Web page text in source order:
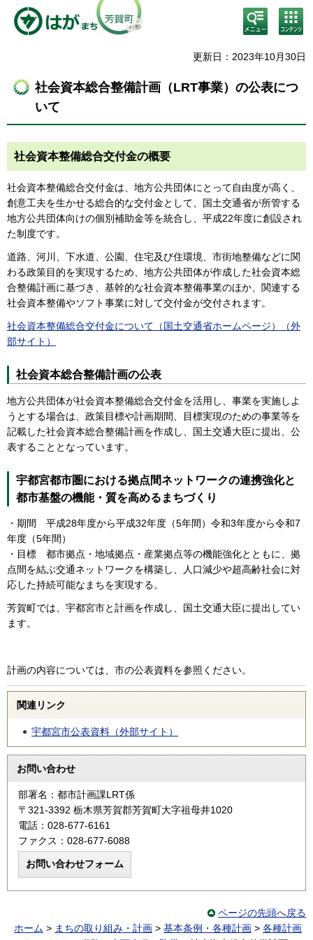
検
索・
メニ
コン
テン
ニュ
更新日：2023年10月30日
社会資本総合整備計画（LRT事業）の公表につ
いて
社会資本整備総合交付金の概要
社会資本整備総合交付金は、地方公共団体にとって自由度が高く、
創意工夫を生かせる総合的な交付金として、国土交通省が所管する
地方公共団体向けの個別補助金等を統合し、平成22年度に創設され
た制度です。
道路、河川、下水道、公園、住宅及び住環境、市街地整備などに関
わる政策目的を実現するため、地方公共団体が作成した社会資本総
合整備計画に基づき、基幹的な社会資本整備事業のほか、関連する
社会資本整備やソフト事業に対して交付金が交付されます。
社会資本整備総合交付金について（国土交通省ホームページ）（外
部サイト）
社会資本総合整備計画の公表
地方公共団体が社会資本整備総合交付金を活用し、事業を実施しよ
うとする場合は、政策目標や計画期間、目標実現のための事業等を
記載した社会資本総合整備計画を作成し、国土交通大臣に提出、公
表することとなっています。
宇都宮都市圏における拠点間ネットワークの連携強化と
都市基盤の機能・質を高めるまちづくり
・期間 平成28年度から平成32年度（5年間）令和3年度から令和7
年度（5年間）
・目標 都市拠点・地域拠点・産業拠点等の機能強化とともに、拠
点間を結ぶ交通ネットワークを構築し、人口減少や超高齢社会に対
応した持続可能なまちを実現する。
芳賀町では、宇都宮市と計画を作成し、国土交通大臣に提出してい
ます。
計画の内容については、市の公表資料を参照ください。
関連リンク
宇都宮市公表資料（外部サイト）
お問い合わせ
部署名：都市計画課LRT係
〒321-3392 栃木県芳賀郡芳賀町大字祖母井1020
電話：028-677-6161
ファクス：028-677-6088
ページの先頭へ戻る
ホーム > まちの取り組み・計画 > 基本条例・各種計画 > 各種計画